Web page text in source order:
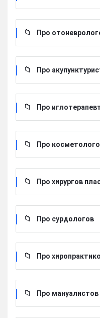
Про
Про
Про
Про
Про хирургов
Про сурдологов
Про
Про мануалистов